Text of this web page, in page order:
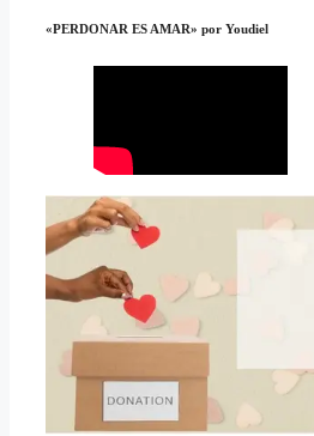
«PERDONAR ES AMAR» por Youdiel